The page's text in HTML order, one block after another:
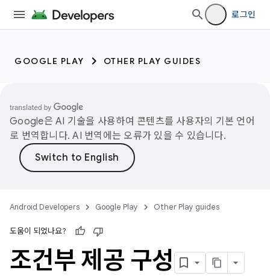
로그인
GOOGLE PLAY OTHER PLAY GUIDES
Google은 AI 기술을 사용하여 콘텐츠를 사용자의 기본 언어
로 번역합니다. AI 번역에는 오류가 있을 수 있습니다.
Android Developers Google Play Other Play guides
도움이 되었나요?
조건부 제공 구성